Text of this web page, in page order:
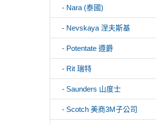
- Nara (泰國)
- Nevskaya 涅夫斯基
- Potentate 遵爵
- Rit 瑞特
- Saunders 山度士
- Scotch 美商3M子公司